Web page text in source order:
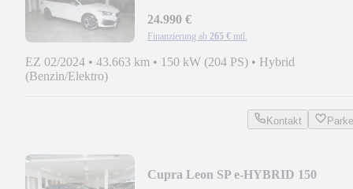
24.990 €
Finanzierung ab 265 € mtl.
EZ 02/2024 • 43.663 km • 150 kW (204 PS) • Hybrid
(Benzin/Elektro)
Kontakt
Cupra Leon SP e-HYBRID 150